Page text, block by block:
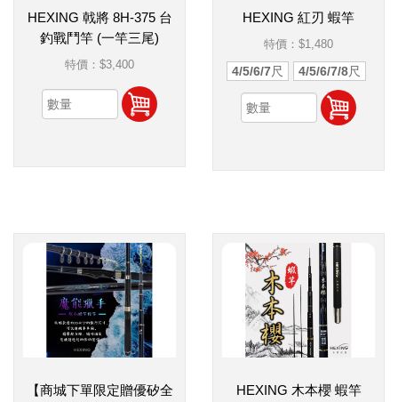
HEXING 戟將 8H-375 台
釣戰鬥竿 (一竿三尾)
特價： $3,400
HEXING 紅刃 蝦竿
特價： $1,480
4/5/6/7尺 4/5/6/7/8尺
【商城下單限定贈優矽全
HEXING 木本櫻 蝦竿